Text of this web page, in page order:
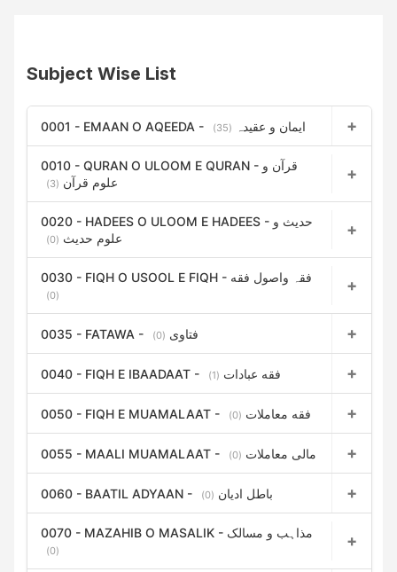
Subject Wise List
0001 - EMAAN O AQEEDA - ایمان و عقیدہ (35)
0010 - QURAN O ULOOM E QURAN - قرآن و
علوم قرآن (3)
0020 - HADEES O ULOOM E HADEES - حدیث و
علوم حدیث (0)
0030 - FIQH O USOOL E FIQH - فقہ واصول فقه
(0)
0035 - FATAWA - فتاوی (0)
0040 - FIQH E IBAADAAT - فقه عبادات (1)
0050 - FIQH E MUAMALAAT - فقه معاملات (0)
0055 - MAALI MUAMALAAT - مالی معاملات (0)
0060 - BAATIL ADYAAN - باطل ادیان (0)
0070 - MAZAHIB O MASALIK - مذاہب و مسالک
(0)